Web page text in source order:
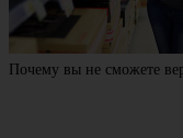
Почему вы не сможете